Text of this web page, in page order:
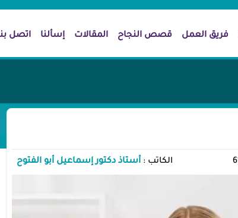
الكاتب : أستاذ دكتور إسماعيل أبو الفتوح
فريق العمل قصص النجاح المقالات إسألنا اتصل